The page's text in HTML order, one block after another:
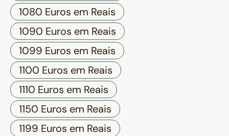
1080 Euros em Reais
1090 Euros em Reais
1099 Euros em Reais
1100 Euros em Reais
1110 Euros em Reais
1150 Euros em Reais
1199 Euros em Reais